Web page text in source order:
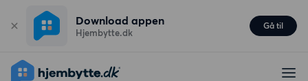
Download appen
Hjembytte.dk
Gå til